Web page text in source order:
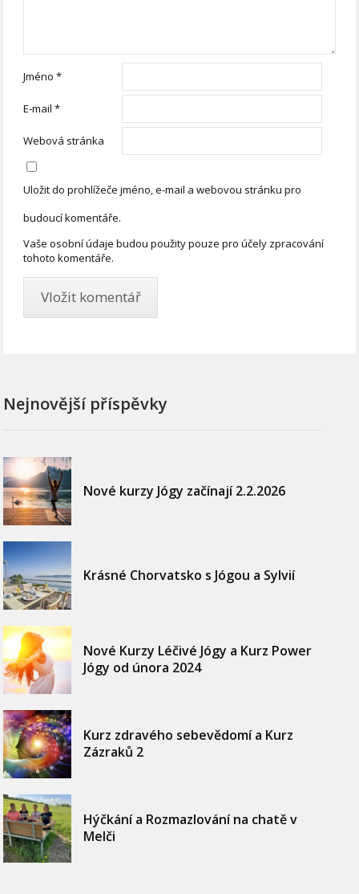
Jméno*
E-mail*
Webová stránka
Uložit do prohlížeče jméno, e-mail a webovou stránku pro
budoucí komentáře.
Vaše osobní údaje budou použity pouze pro účely zpracování
tohoto komentáře.
Nejnovější příspěvky
Nové kurzy Jógy začínají 2.2.2026
Krásné Chorvatsko s Jógou a Sylvií
Nové Kurzy Léčivé Jógy a Kurz Power
Jógy od února 2024
Kurz zdravého sebevědomí a Kurz
Zázraků 2
Hýčkání a Rozmazlování na chatě v
Melči